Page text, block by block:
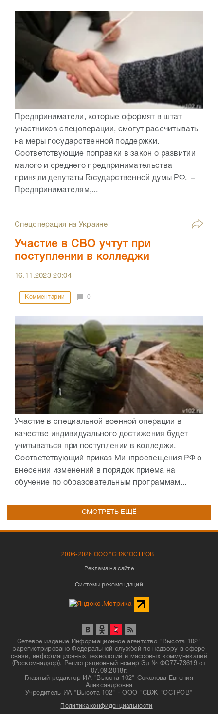
Предприниматели, которые оформят в штат
участников спецоперации, смогут рассчитывать
на меры государственной поддержки.
Соответствующие поправки в закон о развитии
малого и среднего предпринимательства
приняли депутаты Государственной думы РФ. –
Предпринимателям,...
Спецоперация на Украине
Участие в СВО учтут при
поступлении в колледжи
16.11.202320:04
Комментарии 0
Участие в специальной военной операции в
качестве индивидуального достижения будет
учитываться при поступлении в колледжи.
Соответствующий приказ Минпросвещения РФ о
внесении изменений в порядок приема на
обучение по образовательным программам...
СМОТРЕТЬ ЕЩЁ
2006-2026 ООО "СВЖ"ОСТРОВ"
Реклама на сайте
Системы рекомендаций
Сетевое издание Информационное агентство "Высота 102"
зарегистрировано Федеральной службой по надзору в сфере
связи, информационных технологий и массовых коммуникаций
(Роскомнадзор). Регистрационный номер Эл № ФС77-73619 от
07.09.2018г.
Главный редактор ИА "Высота 102" Соколова Евгения
Александровна
Учредитель ИА "Высота 102" - ООО "СВЖ "ОСТРОВ"
Политика конфиденциальности